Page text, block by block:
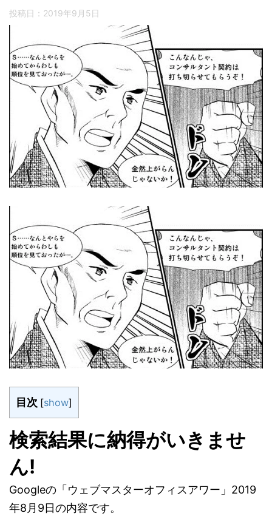
投稿日： 2019年9月5日
目次 [show]
検索結果に納得がいきませ
ん!
Googleの「ウェブマスターオフィスアワー」2019
年8月9日の内容です。